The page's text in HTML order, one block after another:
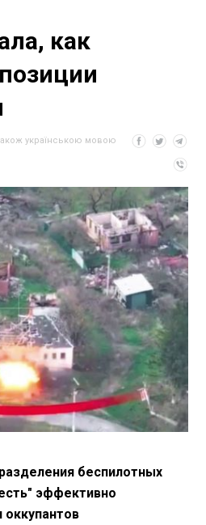
как
українською мовою
беспилотных
эффективно